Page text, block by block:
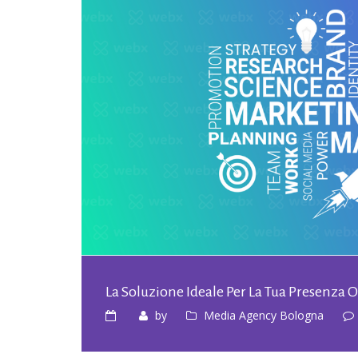
La Soluzione Ideale Per La Tua Presenza
by Media Agency Bologna